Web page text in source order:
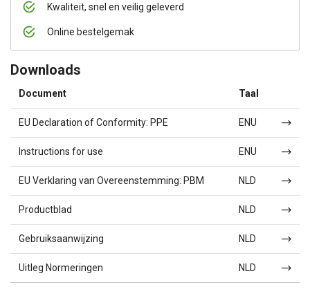
Kwaliteit, snel en veilig geleverd
Online bestelgemak
Downloads
Document Taal
EU Declaration of Conformity: PPE ENU
Instructions for use ENU
EU Verklaring van Overeenstemming: PBM NLD
Productblad NLD
Gebruiksaanwijzing NLD
Uitleg Normeringen NLD